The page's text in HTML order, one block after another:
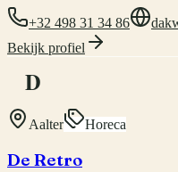
+32 498 31 34 86
Bekijk profiel
D
Aalter Horeca
De Retro